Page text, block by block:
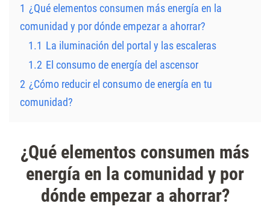
1 ¿Qué elementos consumen más energía en la
comunidad y por dónde empezar a ahorrar?
1.1 La iluminación del portal y las escaleras
1.2 El consumo de energía del ascensor
2 ¿Cómo reducir el consumo de energía en tu
comunidad?
¿Qué elementos consumen más
energía en la comunidad y por
dónde empezar a ahorrar?